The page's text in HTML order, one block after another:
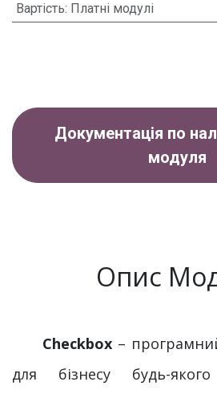
Вартість: Платні модулі
Документація по
модуля
Опис
Checkbox –
для бізнесу будь-